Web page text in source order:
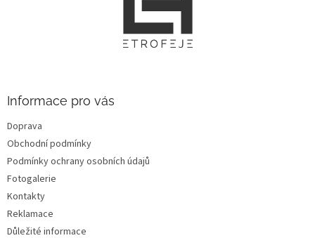
Informace pro vás
Doprava
Obchodní podmínky
Podmínky ochrany osobních údajů
Fotogalerie
Kontakty
Reklamace
Důležité informace